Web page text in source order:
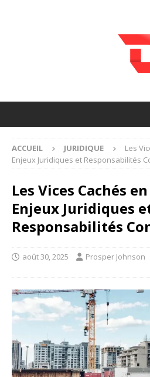
ACCUEIL JURIDIQUE
Les
Enjeux Juridiques et Responsabilités
Les Vices Cachés
Enjeux Juridiques
Responsabilités
août 30, 2025 Prosper Johnson